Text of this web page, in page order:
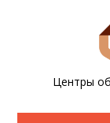
Центры